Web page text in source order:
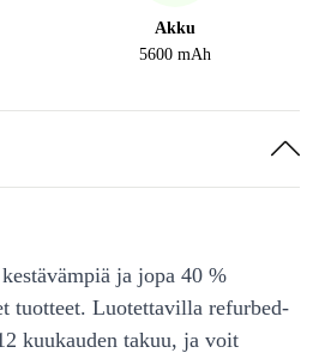
Akku
5600 mAh
ja jopa 40 %
tuotteet. Luotettavilla refurbed-
kuukauden takuu, ja voit